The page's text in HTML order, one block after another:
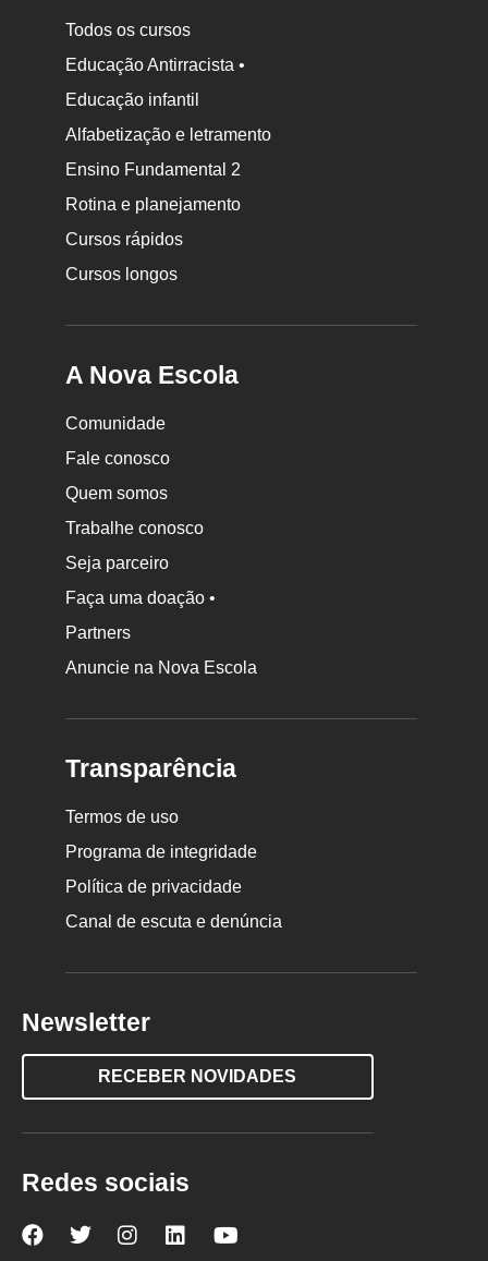
Todos os cursos
Educação Antirracista •
Educação infantil
Alfabetização e letramento
Ensino Fundamental 2
Rotina e planejamento
Cursos rápidos
Cursos longos
A Nova Escola
Comunidade
Fale conosco
Quem somos
Trabalhe conosco
Seja parceiro
Faça uma doação •
Partners
Anuncie na Nova Escola
Transparência
Termos de uso
Programa de integridade
Política de privacidade
Canal de escuta e denúncia
Newsletter
RECEBER NOVIDADES
Redes sociais
NovaNova Nova Nova